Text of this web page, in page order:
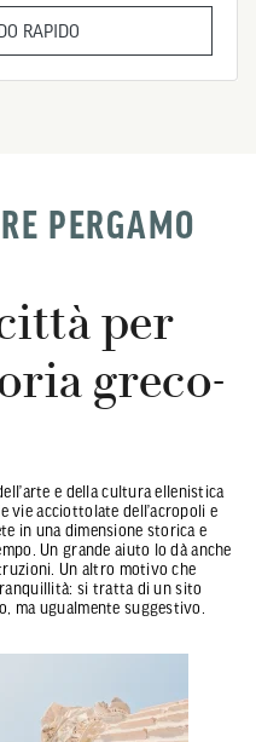
RAPIDO
PERGAMO
per
greco-
e della cultura ellenistica
vie acciottolate dell’acropoli e
in una dimensione storica e
Un grande aiuto lo dà anche
Un altro motivo che
si tratta di un sito
ma ugualmente suggestivo.